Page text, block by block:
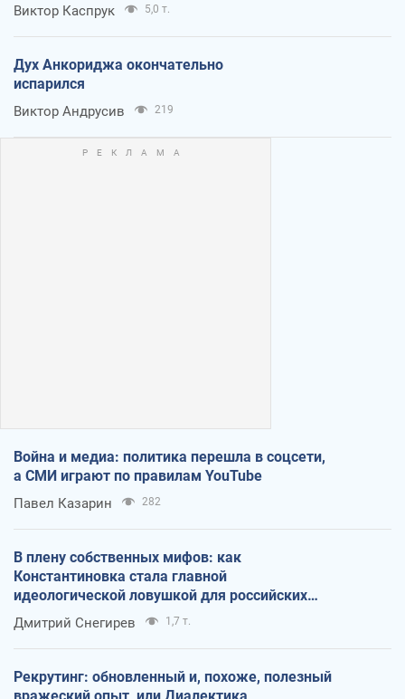
Виктор Каспрук 5,0 т.
Дух Анкориджа окончательно
испарился
Виктор Андрусив 219
Война и медиа: политика перешла в соцсети,
а СМИ играют по правилам YouTube
Павел Казарин 282
В плену собственных мифов: как
Константиновка стала главной
идеологической ловушкой для российских
оккупантов
Дмитрий Снегирев 1,7 т.
Рекрутинг: обновленный и, похоже, полезный
вражеский опыт, или Диалектика